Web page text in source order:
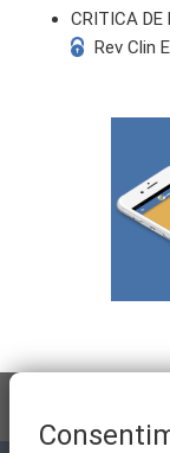
CRITICA DE
Rev Clin